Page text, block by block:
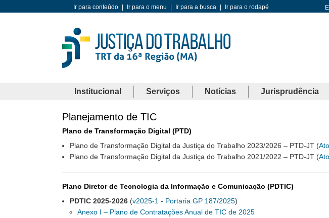
Ir para conteúdo Ir para o menu Ir para a busca Ir para o rodapé
Institucional Serviços Notícias Jurisprudência
Planejamento de TIC
Plano de Transformação Digital (PTD)
Plano de Transformação Digital da Justiça do Trabalho 2023/2026 – PTD-JT (
Plano de Transformação Digital da Justiça do Trabalho 2021/2022 – PTD-JT (
Plano Diretor de Tecnologia da Informação e Comunicação (PDTIC)
PDTIC 2025-2026 (v2025-1 - Portaria GP 187/2025)
Anexo I – Plano de Contratações Anual de TIC de 2025